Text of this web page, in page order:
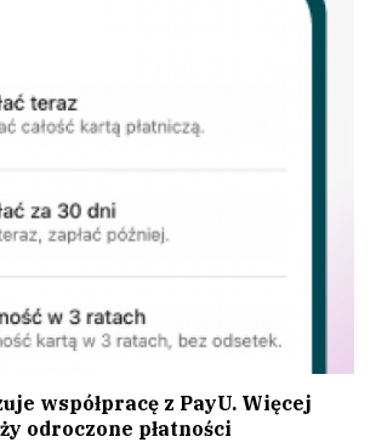
współpracę z PayU. Więcej
odroczone płatności